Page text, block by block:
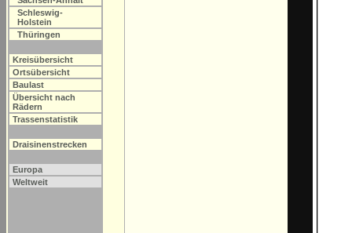
Schleswig-
Holstein
Thüringen
Kreisübersicht
Ortsübersicht
Baulast
Übersicht nach
Rädern
Trassenstatistik
Draisinenstrecken
Europa
Weltweit